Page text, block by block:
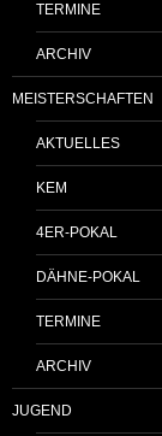
TERMINE
ARCHIV
MEISTERSCHAFTEN
AKTUELLES
KEM
4ER-POKAL
DÄHNE-POKAL
TERMINE
ARCHIV
JUGEND